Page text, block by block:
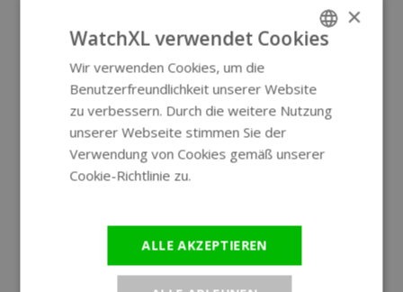
GERMAN
×
WatchXL verwendet Cookies
Wir verwenden Cookies, um die
Benutzerfreundlichkeit unserer Website
zu verbessern. Durch die weitere Nutzung
unserer Webseite stimmen Sie der
Verwendung von Cookies gemäß unserer
Cookie-Richtlinie zu.
ALLE AKZEPTIEREN